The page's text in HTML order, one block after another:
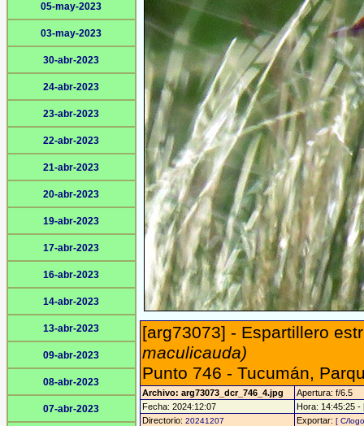
05-may-2023
03-may-2023
30-abr-2023
24-abr-2023
23-abr-2023
22-abr-2023
21-abr-2023
20-abr-2023
19-abr-2023
17-abr-2023
16-abr-2023
14-abr-2023
13-abr-2023
09-abr-2023
08-abr-2023
07-abr-2023
[arg73073] - Espartillero
maculicauda)
Punto 746 - Tucumán,
Archivo: arg73073_dcr_746_4.jpg
Apertura: f/6.5
Fecha: 2024:12:07
Hora: 14:45:25 -
Directorio: 20241207 Exportar: [ C/